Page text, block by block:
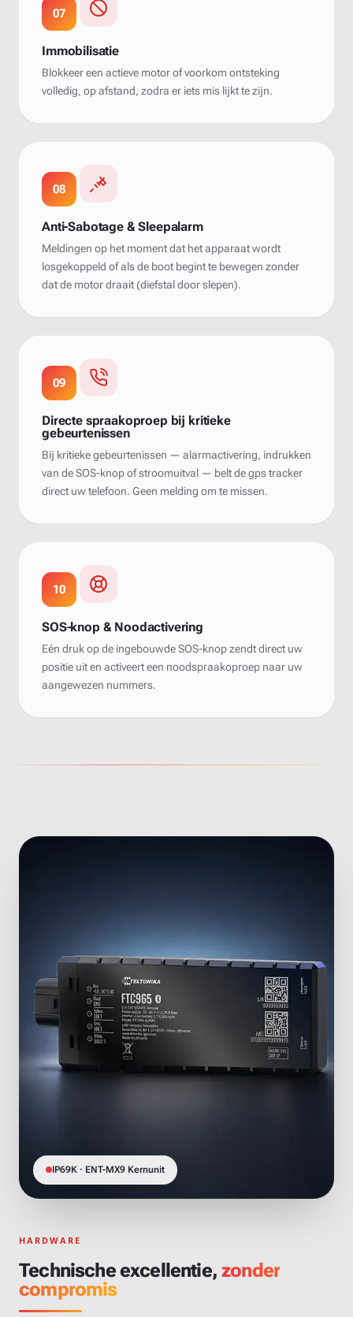
07
Immobilisatie
Blokkeer een actieve motor of voorkom ontsteking
volledig, op afstand, zodra er iets mis lijkt te zijn.
08
Anti-Sabotage & Sleepalarm
Meldingen op het moment dat het apparaat wordt
losgekoppeld of als de boot begint te bewegen zonder
dat de motor draait (diefstal door slepen).
09
Directe spraakoproep bij kritieke
gebeurtenissen
Bij kritieke gebeurtenissen — alarmactivering, indrukken
van de SOS-knop of stroomuitval — belt de gps tracker
direct uw telefoon. Geen melding om te missen.
10
SOS-knop & Noodactivering
Eén druk op de ingebouwde SOS-knop zendt direct uw
positie uit en activeert een noodspraakoproep naar uw
aangewezen nummers.
IP69K · ENT-MX9 Kernunit
HARDWARE
Technische excellentie,zonder
compromis